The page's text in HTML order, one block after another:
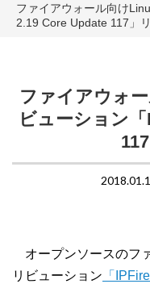
ファイアウォール向け
2.19 Core Update 117」
ファイアウォ
ビューション
オープンソースのフ
リビューション 「